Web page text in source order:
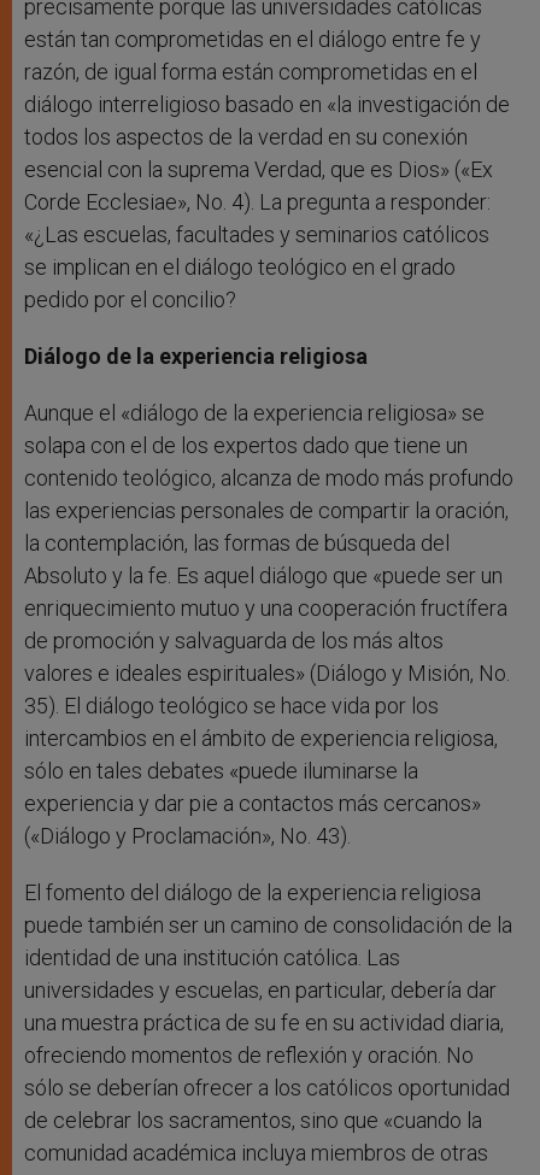
precisamente porque las universidades católicas
están tan comprometidas en el diálogo entre fe y
razón, de igual forma están comprometidas en el
diálogo interreligioso basado en «la investigación de
todos los aspectos de la verdad en su conexión
esencial con la suprema Verdad, que es Dios» («Ex
Corde Ecclesiae», No. 4). La pregunta a responder:
«¿Las escuelas, facultades y seminarios católicos
se implican en el diálogo teológico en el grado
pedido por el concilio?
Diálogo de la experiencia religiosa
Aunque el «diálogo de la experiencia religiosa» se
solapa con el de los expertos dado que tiene un
contenido teológico, alcanza de modo más profundo
las experiencias personales de compartir la oración,
la contemplación, las formas de búsqueda del
Absoluto y la fe. Es aquel diálogo que «puede ser un
enriquecimiento mutuo y una cooperación fructífera
de promoción y salvaguarda de los más altos
valores e ideales espirituales» (Diálogo y Misión, No.
35). El diálogo teológico se hace vida por los
intercambios en el ámbito de experiencia religiosa,
sólo en tales debates «puede iluminarse la
experiencia y dar pie a contactos más cercanos»
(«Diálogo y Proclamación», No. 43).
El fomento del diálogo de la experiencia religiosa
puede también ser un camino de consolidación de la
identidad de una institución católica. Las
universidades y escuelas, en particular, debería dar
una muestra práctica de su fe en su actividad diaria,
ofreciendo momentos de reflexión y oración. No
sólo se deberían ofrecer a los católicos oportunidad
de celebrar los sacramentos, sino que «cuando la
comunidad académica incluya miembros de otras